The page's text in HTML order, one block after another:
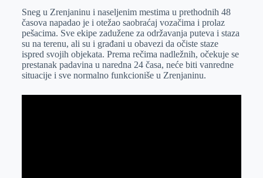
e
r
I
n
s
A
p
p
a
i
l
Sneg u Zrenjaninu i naseljenim mestima u prethodnih 48
časova napadao je i otežao saobraćaj vozačima i prolaz
pešacima. Sve ekipe zadužene za održavanja puteva i staza
su na terenu, ali su i građani u obavezi da očiste staze
ispred svojih objekata. Prema rečima nadležnih, očekuje se
prestanak padavina u naredna 24 časa, neće biti vanredne
situacije i sve normalno funkcioniše u Zrenjaninu.